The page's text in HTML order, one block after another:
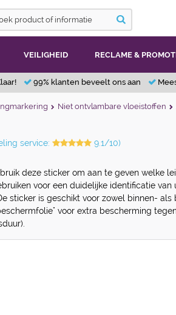
VEILIGHEID RECLAME &
99% klanten beveelt ons aan
Niet ontvlambare vloeistoffen
service: 9.1/10)
deze sticker om aan te geven welke
voor een duidelijke identificatie van
sticker is geschikt voor zowel binnen- als
voor extra bescherming